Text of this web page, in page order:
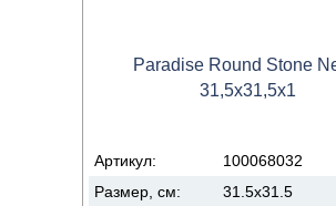
Paradise Round Stone
31,5x31,5x1
Артикул:
100068032
Размер, см:
31.5x31.5